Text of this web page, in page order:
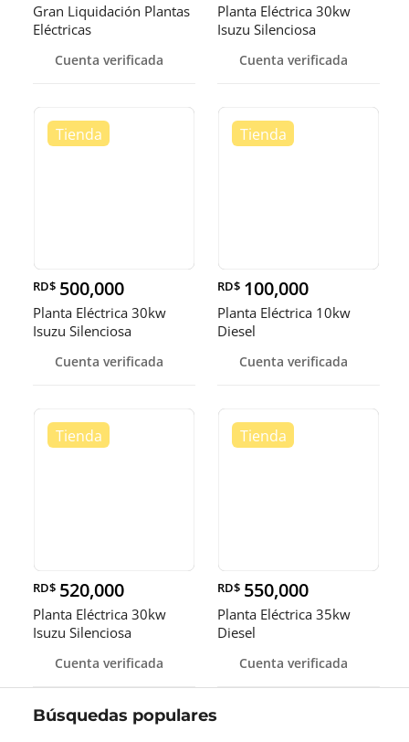
Gran Liquidación Plantas
Eléctricas
Cuenta verificada
Planta Eléctrica 30kw
Isuzu Silenciosa
Cuenta verificada
RD$ 500,000
Planta Eléctrica 30kw
Isuzu Silenciosa
Cuenta verificada
RD$ 100,000
Planta Eléctrica 10kw
Diesel
Cuenta verificada
RD$ 520,000
Planta Eléctrica 30kw
Isuzu Silenciosa
Cuenta verificada
RD$ 550,000
Planta Eléctrica 35kw
Diesel
Cuenta verificada
Búsquedas populares